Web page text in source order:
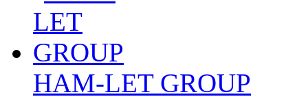
HAM-LET GROUP